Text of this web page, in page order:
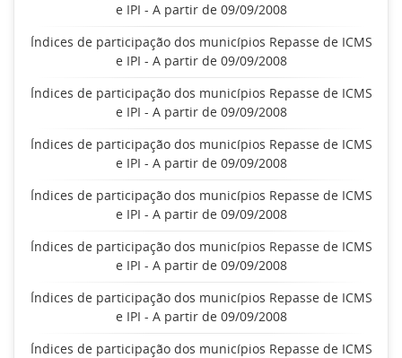
e IPI - A partir de 09/09/2008
Índices de participação dos municípios Repasse de ICMS
e IPI - A partir de 09/09/2008
Índices de participação dos municípios Repasse de ICMS
e IPI - A partir de 09/09/2008
Índices de participação dos municípios Repasse de ICMS
e IPI - A partir de 09/09/2008
Índices de participação dos municípios Repasse de ICMS
e IPI - A partir de 09/09/2008
Índices de participação dos municípios Repasse de ICMS
e IPI - A partir de 09/09/2008
Índices de participação dos municípios Repasse de ICMS
e IPI - A partir de 09/09/2008
Índices de participação dos municípios Repasse de ICMS